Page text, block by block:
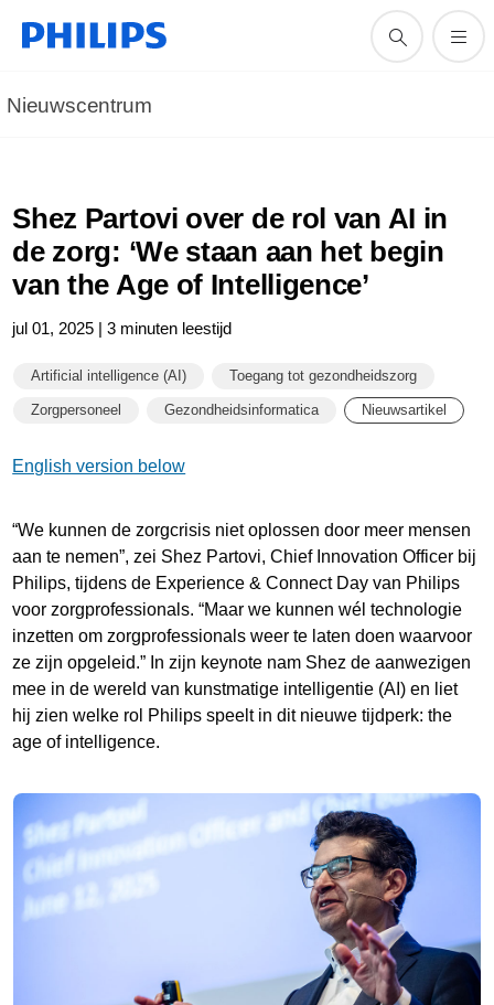
Nieuwscentrum
Shez Partovi over de rol van AI in
de zorg: ‘We staan aan het begin
van the Age of Intelligence’
jul 01, 2025 | 3 minuten leestijd
Artificial intelligence (AI) Toegang tot gezondheidszorg
Zorgpersoneel Gezondheidsinformatica Nieuwsartikel
English version below
“We kunnen de zorgcrisis niet oplossen door meer mensen
aan te nemen”, zei Shez Partovi, Chief Innovation Officer bij
Philips, tijdens de Experience & Connect Day van Philips
voor zorgprofessionals. “Maar we kunnen wél technologie
inzetten om zorgprofessionals weer te laten doen waarvoor
ze zijn opgeleid.” In zijn keynote nam Shez de aanwezigen
mee in de wereld van kunstmatige intelligentie (AI) en liet
hij zien welke rol Philips speelt in dit nieuwe tijdperk: the
age of intelligence.